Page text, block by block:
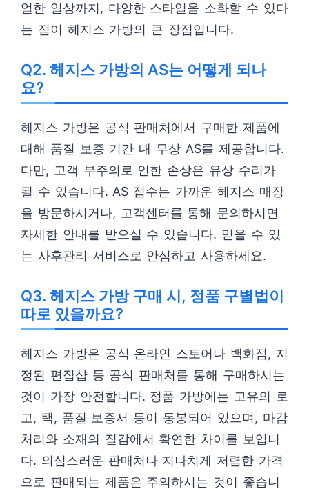
얼한 일상까지, 다양한 스타일을 소화할 수 있다
는 점이 헤지스 가방의 큰 장점입니다.
Q2. 헤지스 가방의 AS는 어떻게 되나
요?
헤지스 가방은 공식 판매처에서 구매한 제품에
대해 품질 보증 기간 내 무상 AS를 제공합니다.
다만, 고객 부주의로 인한 손상은 유상 수리가
될 수 있습니다. AS 접수는 가까운 헤지스 매장
을 방문하시거나, 고객센터를 통해 문의하시면
자세한 안내를 받으실 수 있습니다. 믿을 수 있
는 사후관리 서비스로 안심하고 사용하세요.
Q3. 헤지스 가방 구매 시, 정품 구별법이
따로 있을까요?
헤지스 가방은 공식 온라인 스토어나 백화점, 지
정된 편집샵 등 공식 판매처를 통해 구매하시는
것이 가장 안전합니다. 정품 가방에는 고유의 로
고, 택, 품질 보증서 등이 동봉되어 있으며, 마감
처리와 소재의 질감에서 확연한 차이를 보입니
다. 의심스러운 판매처나 지나치게 저렴한 가격
으로 판매되는 제품은 주의하시는 것이 좋습니